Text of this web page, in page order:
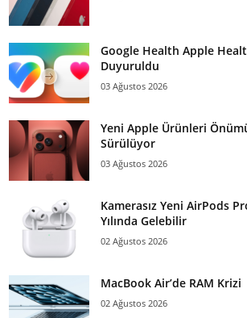
Google Health Apple
Duyuruldu
03 Ağustos 2026
Yeni Apple Ürünleri
Sürülüyor
03 Ağustos 2026
Kamerasız Yeni AirPods
Yılında Gelebilir
02 Ağustos 2026
MacBook Air’de RAM Krizi
02 Ağustos 2026